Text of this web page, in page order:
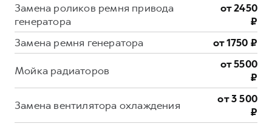
Замена роликов ремня привода
генератора
от 2450
₽
Замена ремня генератора
от 1750 ₽
Мойка радиаторов
от 5500
₽
Замена вентилятора охлаждения
от 3 500
₽